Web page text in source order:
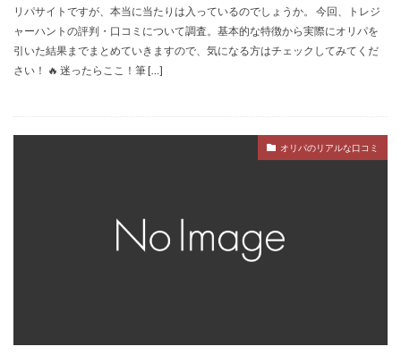
リパサイトですが、本当に当たりは入っているのでしょうか。 今回、トレジ
ャーハントの評判・口コミについて調査。基本的な特徴から実際にオリパを
引いた結果までまとめていきますので、気になる方はチェックしてみてくだ
さい！ 🔥 迷ったらここ！筆 […]
オリパのリアルな口コミ